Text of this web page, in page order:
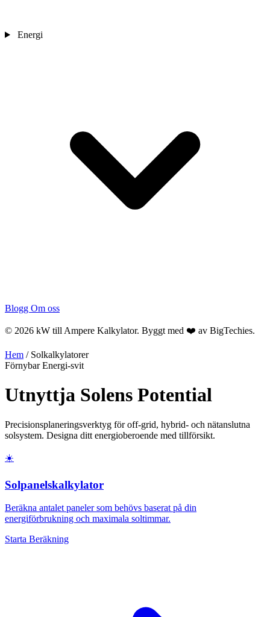
Energi
Blogg Om oss
© 2026 kW till Ampere Kalkylator. Byggt med ❤️ av BigTechies.
Hem / Solkalkylatorer
Förnybar Energi-svit
Utnyttja Solens Potential
Precisionsplaneringsverktyg för off-grid, hybrid- och nätanslutna
solsystem. Designa ditt energioberoende med tillförsikt.
☀️
Solpanelskalkylator
Beräkna antalet paneler som behövs baserat på din
energiförbrukning och maximala soltimmar.
Starta Beräkning